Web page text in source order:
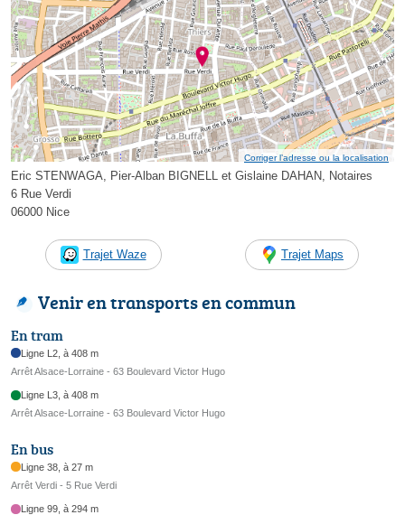
Corriger l’adresse ou la localisation
Eric STENWAGA, Pier-Alban BIGNELL et Gislaine DAHAN, Notaires
6 Rue Verdi
06000 Nice
Trajet Waze Trajet Maps
Venir en transports en commun
En tram
Ligne L2, à 408 m
Arrêt Alsace-Lorraine - 63 Boulevard Victor Hugo
Ligne L3, à 408 m
Arrêt Alsace-Lorraine - 63 Boulevard Victor Hugo
En bus
Ligne 38, à 27 m
Arrêt Verdi - 5 Rue Verdi
Ligne 99, à 294 m